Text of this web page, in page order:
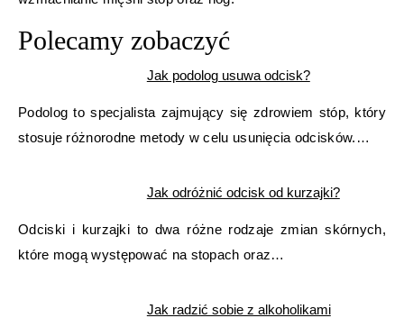
Polecamy zobaczyć
Jak podolog usuwa odcisk?
Podolog to specjalista zajmujący się zdrowiem stóp, który
stosuje różnorodne metody w celu usunięcia odcisków.…
Jak odróżnić odcisk od kurzajki?
Odciski i kurzajki to dwa różne rodzaje zmian skórnych,
które mogą występować na stopach oraz…
Jak radzić sobie z alkoholikami